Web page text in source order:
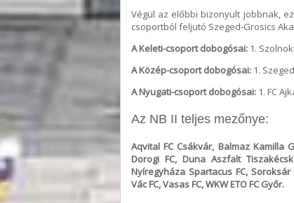
Végül az előbbi bizonyult jobbnak,
csoportból feljutó Szeged-Grosics
A Keleti-csoport dobogósai: 1.
A Közép-csoport dobogósai: 1.
A Nyugati-csoport dobogósai: 1. FC
Az NB II teljes mezőnye:
Aqvital FC Csákvár, Balmaz Kamilla
Dorogi FC, Duna Aszfalt
Nyíregyháza Spartacus FC,
Vác FC, Vasas FC, WKW ETO FC Győr.